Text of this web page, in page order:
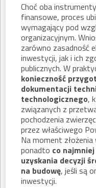
Choć oba
finansowe, proces
wymagający pod
organizacyjnym.
zarówno zasadność
inwestycji, jak i ich
publicznych. W
konieczność
dokumentacji
technologicznego,
związanych z
pochodzenia
przez właściwego
Na moment
ponadto co
uzyskania decyzji
na budowę, jeśli są
inwestycji.